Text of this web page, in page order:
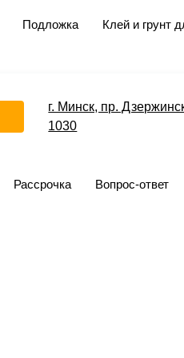
Подложка Клей и грунт
г. Минск, пр.
1030
Рассрочка Вопрос-ответ